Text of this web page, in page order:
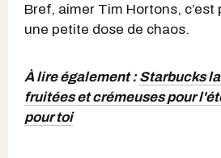
Bref, aimer Tim Hortons,
une petite dose de chaos.
À lire également :Starbucks
fruitées et crémeuses pour
pour toi